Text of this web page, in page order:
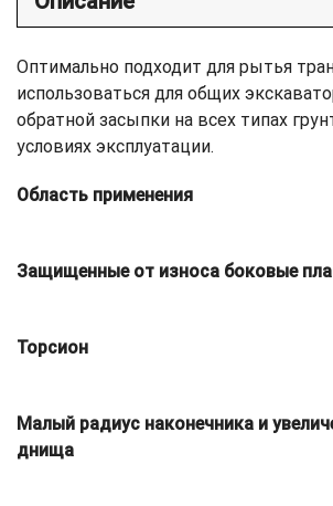
Оптимально подходит для рытья
использоваться для общих
обратной засыпки на всех типах
условиях эксплуатации.
Область применения
Защищенные от износа боковые
Торсион
Малый радиус наконечника и
днища